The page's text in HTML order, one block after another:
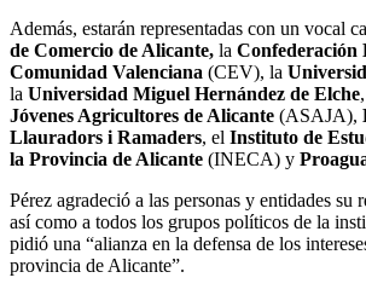
Además, estarán representadas con un vocal
de Comercio de Alicante, la Confederación
Comunidad Valenciana (CEV), la
la Universidad Miguel Hernández de Elche
Jóvenes Agricultores de Alicante (ASAJA),
Llauradors i Ramaders, el Instituto de
la Provincia de Alicante (INECA) y
Pérez agradeció a las personas y entidades su
así como a todos los grupos políticos de la
pidió una “alianza en la defensa de los
provincia de Alicante”.